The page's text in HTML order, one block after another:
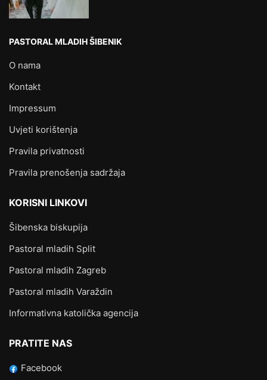
PASTORAL MLADIH ŠIBENIK
O nama
Kontakt
Impressum
Uvjeti korištenja
Pravila privatnosti
Pravila prenošenja sadržaja
KORISNI LINKOVI
Šibenska biskupija
Pastoral mladih Split
Pastoral mladih Zagreb
Pastoral mladih Varaždin
Informativna katolička agencija
PRATITE NAS
Facebook